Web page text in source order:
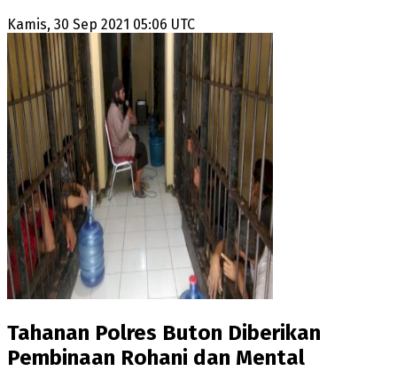
Kamis, 30 Sep 2021 05:06 UTC
Tahanan Polres Buton Diberikan
Pembinaan Rohani dan Mental